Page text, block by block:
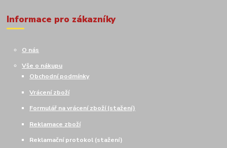
Informace pro zákazníky
O nás
Vše o nákupu
Obchodní podmínky
Vrácení zboží
Formulář na vrácení zboží (stažení)
Reklamace zboží
Reklamační protokol (stažení)